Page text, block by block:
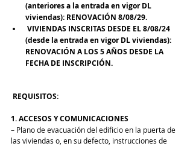
(anteriores a la entrada en vigor DL
viviendas): RENOVACIÓN 8/08/29.
VIVIENDAS INSCRITAS DESDE EL 8/08/24
(desde la entrada en vigor DL viviendas):
RENOVACIÓN A LOS 5 AÑOS DESDE LA
FECHA DE INSCRIPCIÓN.
REQUISITOS:
1. ACCESOS Y COMUNICACIONES
– Plano de evacuación del edificio en la puerta de
las viviendas o, en su defecto, instrucciones de